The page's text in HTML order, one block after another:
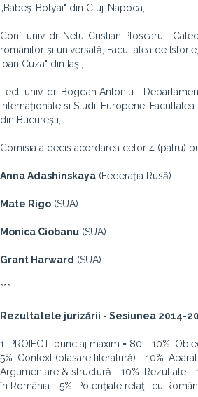
„Babeş-Bolyai" din Cluj-Napoca;
Conf. univ. dr. Nelu-Cristian Ploscaru -
românilor şi universală, Facultatea de
Ioan Cuza" din Iaşi;
Lect. univ. dr. Bogdan Antoniu -
Internaționale si Studii Europene,
din București;
Comisia a decis acordarea celor 4 (patru)
Anna Adashinskaya (Federația Rusă)
Mate Rigo (SUA)
Monica Ciobanu (SUA)
Grant Harward (SUA)
***
Rezultatele jurizării - Sesiunea 2014-
1. PROIECT: punctaj maxim = 80 - 10%:
5%: Context (plasare literatură) - 10%:
Argumentare & structură - 10%: Rezultate -
în România - 5%: Potenţiale relaţii cu